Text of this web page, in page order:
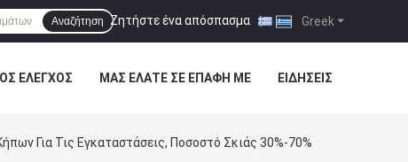
Greek
Ζητήστε ένα απόσπασμα |
Αναζήτηση
ΈΛΕΓΧΟΣ ΜΑΣ ΕΛΆΤΕ ΣΕ ΕΠΑΦΉ ΜΕ ΕΙΔΉΣΕΙΣ
Για Τις Εγκαταστάσεις, Ποσοστό Σκιάς 30%-70%